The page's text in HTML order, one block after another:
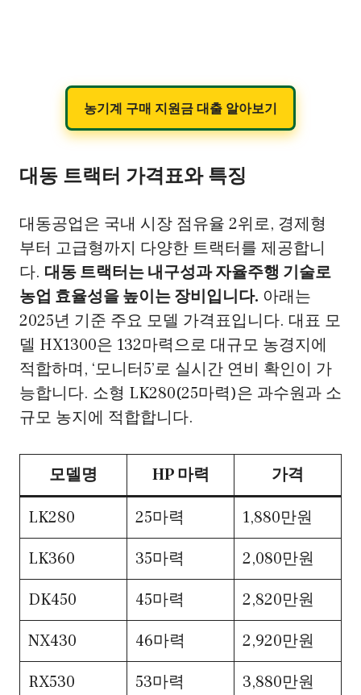
농기계 구매 지원금 대출 알아보기
대동 트랙터 가격표와 특징
대동공업은 국내 시장 점유율 2위로, 경제형
부터 고급형까지 다양한 트랙터를 제공합니
다. 대동 트랙터는 내구성과 자율주행 기술로
농업 효율성을 높이는 장비입니다. 아래는
2025년 기준 주요 모델 가격표입니다. 대표 모
델 HX1300은 132마력으로 대규모 농경지에
적합하며, ‘모니터5’로 실시간 연비 확인이 가
능합니다. 소형 LK280(25마력)은 과수원과 소
규모 농지에 적합합니다.
모델명 HP 마력 가격
LK280 25마력
1,880만원
LK360
35마력
2,080만원
DK450
45마력
2,820만원
NX430
46마력
2,920만원
RX530
53마력
3,880만원